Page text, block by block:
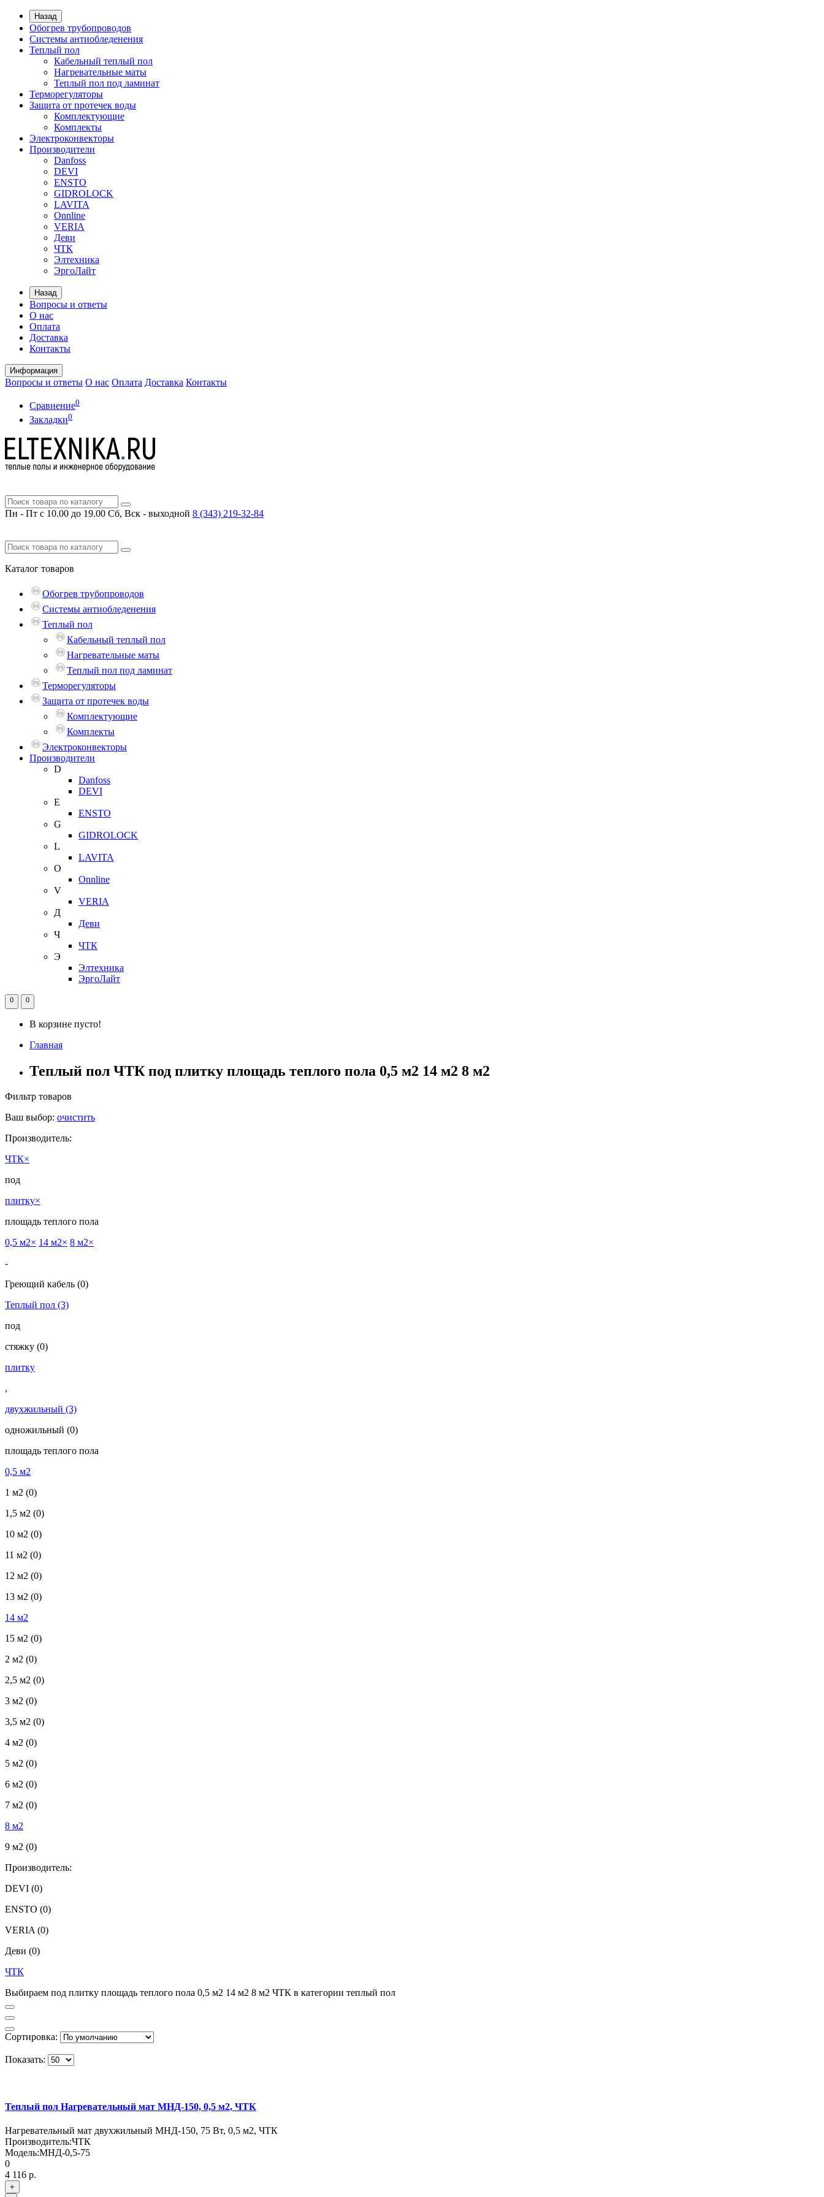
Назад
Обогрев трубопроводов
Системы антиобледенения
Теплый пол
Кабельный теплый пол
Нагревательные маты
Теплый пол под ламинат
Терморегуляторы
Защита от протечек воды
Комплектующие
Комплекты
Электроконвекторы
Производители
Danfoss
DEVI
ENSTO
GIDROLOCK
LAVITA
Onnline
VERIA
Деви
ЧТК
Элтехника
ЭргоЛайт
Назад
Вопросы и ответы
О нас
Оплата
Доставка
Контакты
Информация
Вопросы и ответы О нас Оплата Доставка Контакты
Сравнение0
Закладки0
Пн - Пт с 10.00 до 19.00 Сб, Вск - выходной 8 (343) 219-32-84
Каталог товаров
Обогрев трубопроводов
Системы антиобледенения
Теплый пол
Кабельный теплый пол
Нагревательные маты
Теплый пол под ламинат
Терморегуляторы
Защита от протечек воды
Комплектующие
Комплекты
Электроконвекторы
Производители
D
Danfoss
DEVI
E
ENSTO
G
GIDROLOCK
L
LAVITA
O
Onnline
V
VERIA
Д
Деви
Ч
ЧТК
Э
Элтехника
ЭргоЛайт
0 0
В корзине пусто!
Главная
Теплый пол ЧТК под плитку площадь теплого пола 0,5 м2 14 м2 8 м2
Фильтр товаров
Ваш выбор: очистить
Производитель:
ЧТК×
под
плитку×
площадь теплого пола
0,5 м2× 14 м2× 8 м2×
-
Греющий кабель (0)
Теплый пол (3)
под
cтяжку (0)
плитку
,
двухжильный (3)
одножильный (0)
площадь теплого пола
0,5 м2
1 м2 (0)
1,5 м2 (0)
10 м2 (0)
11 м2 (0)
12 м2 (0)
13 м2 (0)
14 м2
15 м2 (0)
2 м2 (0)
2,5 м2 (0)
3 м2 (0)
3,5 м2 (0)
4 м2 (0)
5 м2 (0)
6 м2 (0)
7 м2 (0)
8 м2
9 м2 (0)
Производитель:
DEVI (0)
ENSTO (0)
VERIA(0)
Деви (0)
ЧТК
Выбираем под плитку площадь теплого пола 0,5 м2 14 м2 8 м2 ЧТК в категории теплый пол
Сортировка:
Показать:
Теплый пол Нагревательный мат МНД-150, 0,5 м2, ЧТК
Нагревательный мат двухжильный МНД-150, 75 Вт, 0,5 м2, ЧТК
Производитель:ЧТК
Модель:МНД-0,5-75
0
4 116 р.
+